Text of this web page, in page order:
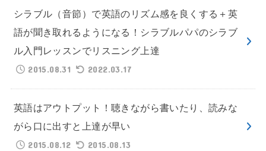
シラブル（音節）で英語のリズム感を良くする＋英
語が聞き取れるようになる！シラブルパパのシラブ
ル入門レッスンでリスニング上達
2015.08.31
2022.03.17
英語はアウトプット！聴きながら書いたり、読みな
がら口に出すと上達が早い
2015.08.12
2015.08.13